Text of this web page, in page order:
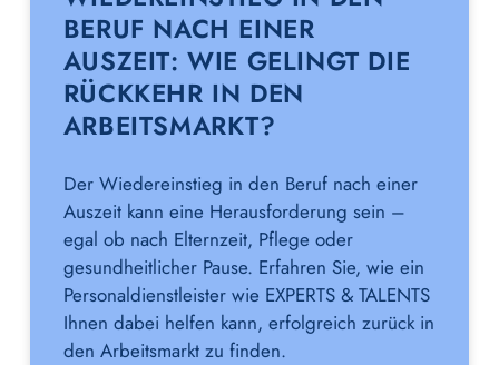
BERUF NACH EINER
AUSZEIT: WIE GELINGT DIE
RÜCKKEHR IN DEN
ARBEITSMARKT?
Der Wiedereinstieg in den Beruf nach einer
Auszeit kann eine Herausforderung sein –
egal ob nach Elternzeit, Pflege oder
gesundheitlicher Pause. Erfahren Sie, wie ein
Personaldienstleister wie EXPERTS & TALENTS
Ihnen dabei helfen kann, erfolgreich zurück in
den Arbeitsmarkt zu finden.